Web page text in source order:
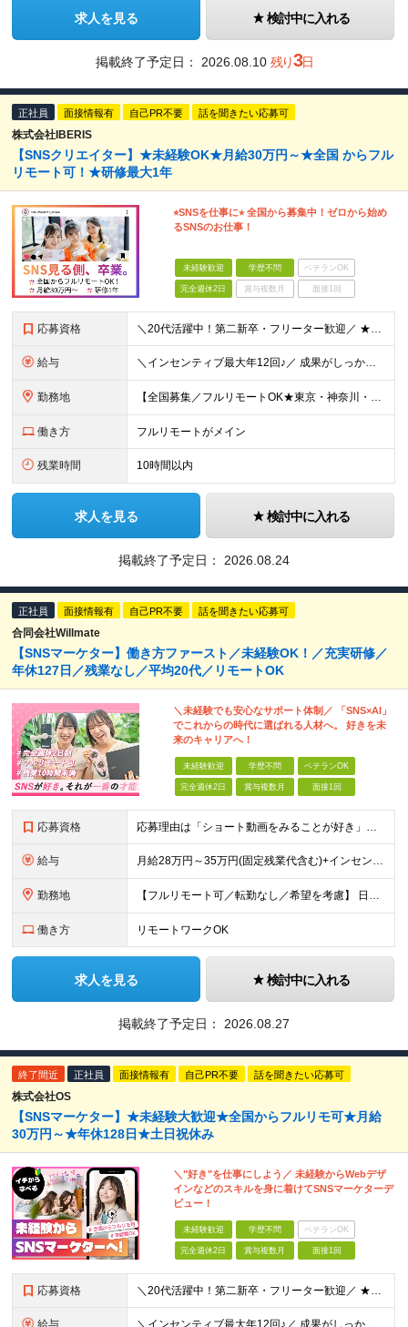
求人を見る 検討中に入れる
掲載終了予定日： 2026.08.10 残り3日
正社員 面接情報有 自己PR不要 話を聞きたい応募可
株式会社IBERIS
【SNSクリエイター】★未経験OK★月給30万円～★全国 からフル
リモート可！★研修最大1年
⭐︎SNSを仕事に⭐︎ 全国から募集中！ゼロから始め
るSNSのお仕事！
未経験歓迎 学歴不問 ベテランOK
完全週休2日 賞与複数月 面接1回
応募資格 ＼20代活躍中！第二新卒・フリーター歓迎／ ★未経験歓迎！学歴・転職回数不問★ ◎Instagram／TikTok／X／YouTubeなど、 SNSを見るのが好きな方大歓迎です♪ ＼100％ポテン
給与 ＼インセンティブ最大年12回♪／ 成果がしっかり収入に反映される給与制度です！ 月給30万円＋インセンティブ（最大年12回） ★スキル、適性に応じて優遇 【試用期間について】 ・期間：1年 ・給与
勤務地 【全国募集／フルリモートOK★東京・神奈川・埼玉・大阪・福岡で積極採用中】 在宅勤務、または関東（東京・神奈川・埼玉など）または関西（大阪府など）、九州（福岡）のプロジェクト先 ★フルリモート可（通
働き方 フルリモートがメイン
残業時間 10時間以内
求人を見る 検討中に入れる
掲載終了予定日： 2026.08.24
正社員 面接情報有 自己PR不要 話を聞きたい応募可
合同会社Willmate
【SNSマーケター】働き方ファースト／未経験OK！／充実研修／
年休127日／残業なし／平均20代／リモートOK
＼未経験でも安心なサポート体制／ 「SNS×AI」
でこれからの時代に選ばれる人材へ。 好きを未
来のキャリアへ！
未経験歓迎 学歴不問 ベテランOK
完全週休2日 賞与複数月 面接1回
応募資格 応募理由は「ショート動画をみることが好き」でOK！ #学歴不問 #未経験OK ★1つでも当てはまれば、マッチング率高め★ □ SNSや動画制作に興味がある方 □ アイデアを考えることが好きな方 □
給与 月給28万円～35万円(固定残業代含む)+インセンティブ＋各種手当 ※経験・能力等を考慮の上、決定します。 ※残業はほとんどありませんが、発生した場合は時間外手当を100％支給します。 【固定残業
勤務地 【フルリモート可／転勤なし／希望を考慮】 日本47都道府県、どこでも就業可能！ （東京・神奈川・埼玉・千葉・北海道・宮城・愛知・大阪・福岡・新潟など 各拠点近郊のプロジェクト先） 【Point】
働き方 リモートワークOK
求人を見る 検討中に入れる
掲載終了予定日： 2026.08.27
終了間近 正社員 面接情報有 自己PR不要 話を聞きたい応募可
株式会社OS
【SNSマーケター】★未経験大歓迎★全国からフルリモ可★月給
30万円～★年休128日★土日祝休み
＼"好き"を仕事にしよう／ 未経験からWebデザ
インなどのスキルを身に着けてSNSマーケターデ
ビュー！
未経験歓迎 学歴不問 ベテランOK
完全週休2日 賞与複数月 面接1回
応募資格 ＼20代活躍中！第二新卒・フリーター歓迎／ ★未経験歓迎！学歴・転職回数不問★ ◎Instagram／TikTok／X／YouTubeなど、 SNSを見るのが好きな方大歓迎です♪ ＼100％ポテ
給与 ＼インセンティブ最大年12回♪／ 成果がしっかり収入に反映される給与制度です！ ■月給30万円＋インセンティブ（最大年12回） ★スキル、適性に応じて優遇 【試用期間について】 ・期間：6ヶ月 ・